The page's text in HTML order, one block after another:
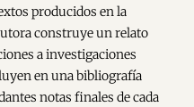
producidos en la
construye un relato
a investigaciones
en una bibliografía
notas finales de cada